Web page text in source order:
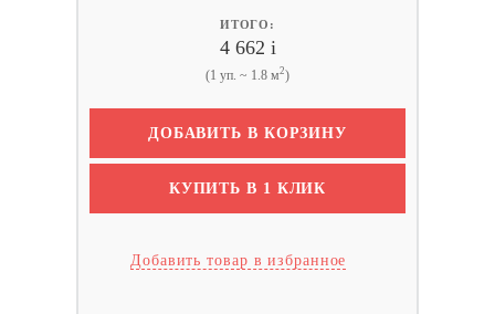
ИТОГО:
4 662 i
(1 уп. ~ 1.8 м2)
ДОБАВИТЬ В КОРЗИНУ
КУПИТЬ В 1 КЛИК
Добавить товар в избранное